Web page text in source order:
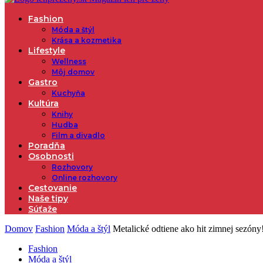
Fashion
Móda a štýl
Krása a kozmetika
Lifestyle
Wellness
Môj domov
Gastro
Kuchyňa
Kultúra
Knihy
Hudba
Film a divadlo
Poradňa
Osobnosti
Rozhovory
Online rozhovory
Cestovanie
Naše tipy
Súťaže
Domov Fashion Móda a štýl Metalické odtiene ako hit zimnej
Fashion
Móda a štýl